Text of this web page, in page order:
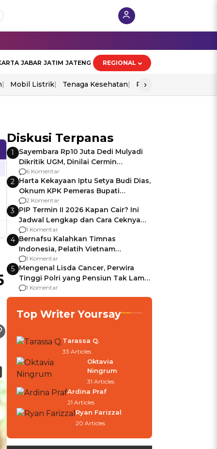
JABAR JATIM JATENG REGIONAL
Mobil Listrik Tenaga Kesehatan Perang As-Iran
›
Diskusi Terpanas
1
Sayembara Rp10 Juta Dedi Mulyadi
Dikritik UGM, Dinilai Cermin
Gagalnya Negara Jamin Keamanan
6 Komentar
2 Harta Kekayaan Iptu Setya Budi Dias,
Oknum KPK Pemeras Bupati
Pemalang
2 Komentar
3 PIP Termin II 2026 Kapan Cair? Ini
Jadwal Lengkap dan Cara Ceknya
agar Dana Tidak Hangus!
1 Komentar
4 Bernafsu Kalahkan Timnas
Indonesia, Pelatih Vietnam
Berencana Pakai Jimat di Pakansari
1 Komentar
5 Mengenal Lisda Cancer, Perwira
Tinggi Polri yang Pensiun Tak Lama
Usai Jadi Brigjen
1 Komentar
Top Writer Yoursay
Tarassa Q.
33 Articles
Oktavia
Ningrum
31 Articles
Ardina Praf
21 Articles
Ryan Farizzal
20 Articles